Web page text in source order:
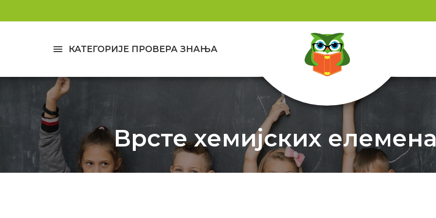
menu КАТЕГОРИЈЕ ПРОВЕРА ЗНАЊА
Врсте хемијских